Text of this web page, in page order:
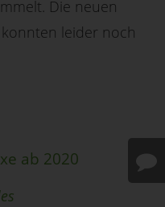
Die neuen
leider noch
ab 2020